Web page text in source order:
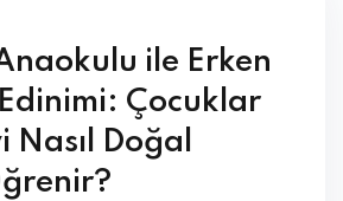
ile Erken
Çocuklar
Nasıl Doğal